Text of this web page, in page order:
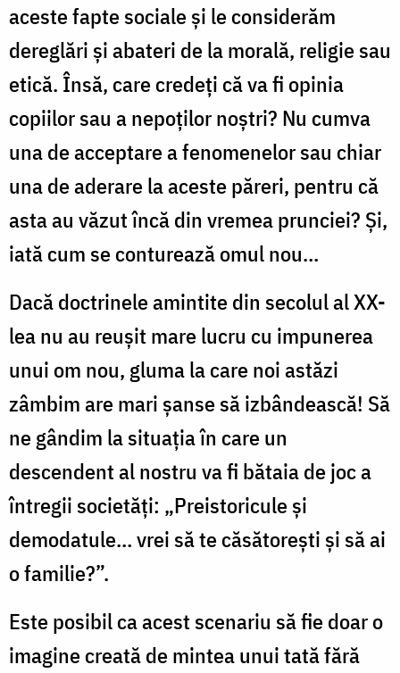
aceste fapte sociale și le considerăm
dereglări și abateri de la morală, religie sau
etică. Însă, care credeți că va fi opinia
copiilor sau a nepoților noștri? Nu cumva
una de acceptare a fenomenelor sau chiar
una de aderare la aceste păreri, pentru că
asta au văzut încă din vremea prunciei? Și,
iată cum se conturează omul nou…
Dacă doctrinele amintite din secolul al XX-
lea nu au reușit mare lucru cu impunerea
unui om nou, gluma la care noi astăzi
zâmbim are mari șanse să izbândească! Să
ne gândim la situația în care un
descendent al nostru va fi bătaia de joc a
întregii societăți: „Preistoricule și
demodatule… vrei să te căsătorești și să ai
o familie?”.
Este posibil ca acest scenariu să fie doar o
imagine creată de mintea unui tată fără